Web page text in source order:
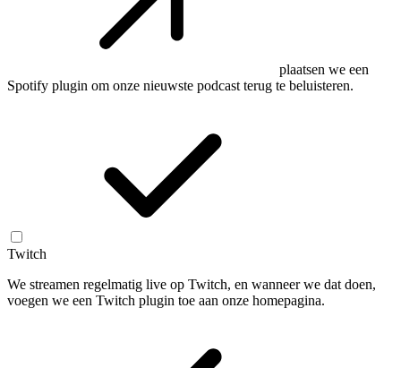
plaatsen we een
Spotify plugin om onze nieuwste podcast terug te beluisteren.
Twitch
We streamen regelmatig live op Twitch, en wanneer we dat doen,
voegen we een Twitch plugin toe aan onze homepagina.